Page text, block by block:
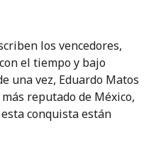
los vencedores,
el tiempo y bajo
una vez, Eduardo Matos
reputado de México,
conquista están